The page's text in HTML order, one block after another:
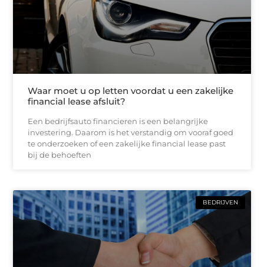
Waar moet u op letten voordat u een zakelijke
financial lease afsluit?
Een bedrijfsauto financieren is een belangrijke
investering. Daarom is het verstandig om vooraf goed
te onderzoeken of een zakelijke financial lease past
bij de behoeften
BEDRIJVEN